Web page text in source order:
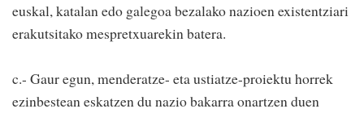
euskal, katalan edo galegoa bezalako nazioen existentziari
erakutsitako mespretxuarekin batera.
c.- Gaur egun, menderatze- eta ustiatze-proiektu horrek
ezinbestean eskatzen du nazio bakarra onartzen duen